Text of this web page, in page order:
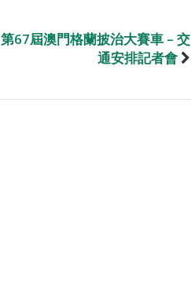
第67屆澳門格蘭披治大賽車 – 交
通安排記者會